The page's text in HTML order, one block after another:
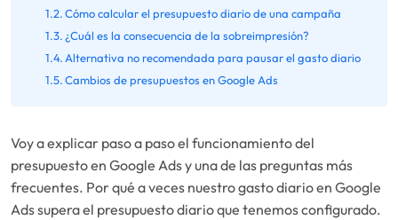
Cómo calcular el presupuesto diario de una campaña
¿Cuál es la consecuencia de la sobreimpresión?
Alternativa no recomendada para pausar el gasto diario
Cambios de presupuestos en Google Ads
Voy a explicar paso a paso el funcionamiento del
presupuesto en Google Ads y una de las preguntas más
frecuentes. Por qué a veces nuestro gasto diario en Google
Ads supera el presupuesto diario que tenemos configurado.